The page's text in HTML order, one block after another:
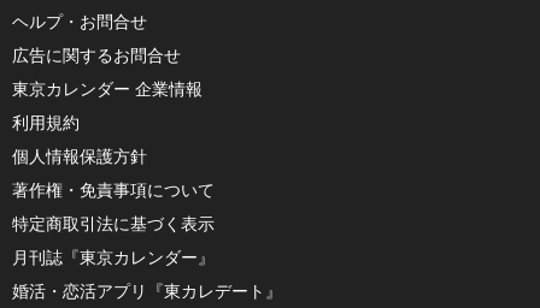
ヘルプ・お問合せ
広告に関するお問合せ
東京カレンダー 企業情報
利用規約
個人情報保護方針
著作権・免責事項について
特定商取引法に基づく表示
月刊誌『東京カレンダー』
婚活・恋活アプリ『東カレデート』